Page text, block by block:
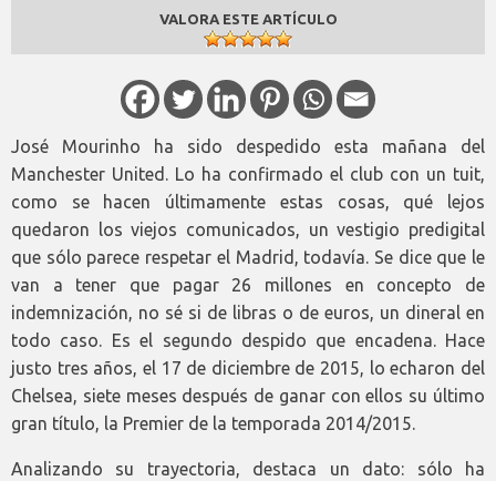
VALORA ESTE ARTÍCULO
José Mourinho ha sido despedido esta mañana del
Manchester United. Lo ha confirmado el club con un tuit,
como se hacen últimamente estas cosas, qué lejos
quedaron los viejos comunicados, un vestigio predigital
que sólo parece respetar el Madrid, todavía. Se dice que le
van a tener que pagar 26 millones en concepto de
indemnización, no sé si de libras o de euros, un dineral en
todo caso. Es el segundo despido que encadena. Hace
justo tres años, el 17 de diciembre de 2015, lo echaron del
Chelsea, siete meses después de ganar con ellos su último
gran título, la Premier de la temporada 2014/2015.
Analizando su trayectoria, destaca un dato: sólo ha